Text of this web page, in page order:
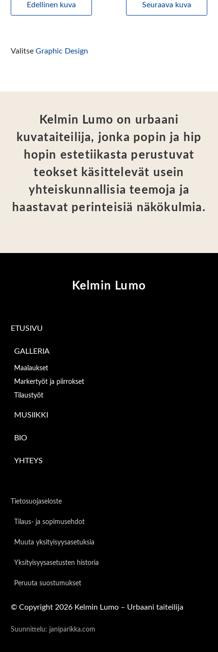
Edellinen kuva Seuraava kuva
Valitse Graphic Design
Kelmin Lumo on urbaani
kuvataiteilija, jonka popin ja hip
hopin estetiikasta perustuvat
teokset käsittelevät usein
yhteiskunnallisia teemoja ja
haastavat perinteisiä näkökulmia.
Kelmin Lumo
ETUSIVU
GALLERIA
Maalaukset
Markertyöt ja piirrokset
Tilaustyöt
MUSIIKKI
BIO
YHTEYS
Tietosuojaseloste
Tilaus- ja sopimusehdot
Muuta yksityisyysasetuksia
Yksityisyysasetusten historia
Peruuta suostumukset
© Copyright 2026 Kelmin Lumo – Urbaani taiteilija
Suunnittelu: janiparikka.com